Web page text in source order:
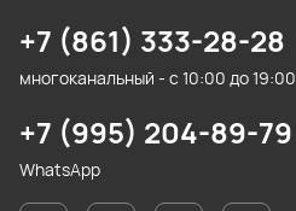
+7 (861) 333-28-28
многоканальный - с 10:00 до 19:00
+7 (995) 204-89-79
WhatsApp